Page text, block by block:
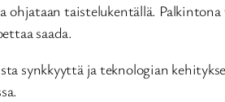
ohjataan taistelukentällä.
saada.
synkkyyttä ja teknologian